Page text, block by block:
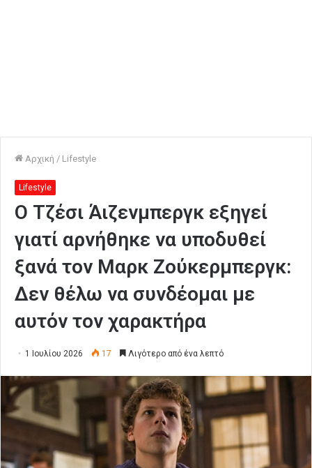
Αρχική / Lifestyle
Lifestyle
Ο Τζέσι Άιζενμπεργκ εξηγεί
γιατί αρνήθηκε να υποδυθεί
ξανά τον Μαρκ Ζούκερμπεργκ:
Δεν θέλω να συνδέομαι με
αυτόν τον χαρακτήρα
1 Ιουλίου 2026 17 Λιγότερο από ένα λεπτό